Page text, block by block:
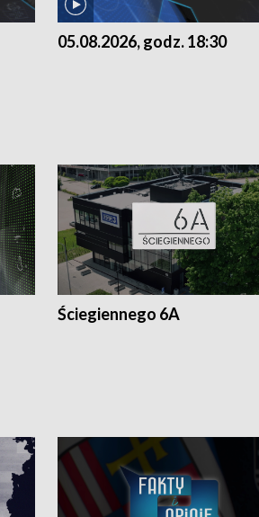
05.08.2026, godz. 18:30
Ściegiennego 6A